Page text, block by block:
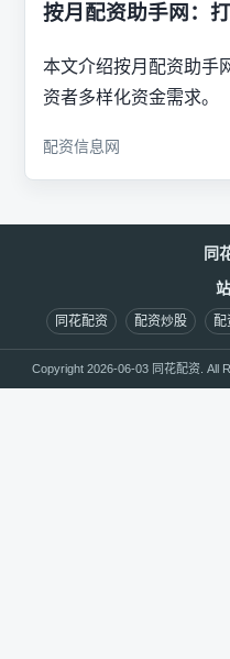
按月配资助手网：
本文介绍按月配资助手
资者多样化资金需求。
配资信息网
同
同花配资 配资炒股 配
Copyright 2026-06-03 同花配资. All